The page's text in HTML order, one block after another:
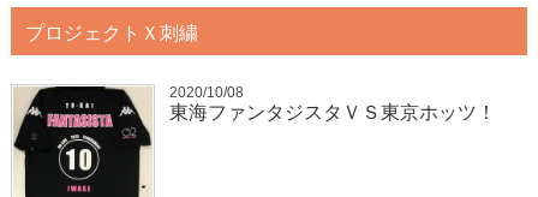
プロジェクトＸ刺繍
2020/10/08
東海ファンタジスタＶＳ東京ホッツ！